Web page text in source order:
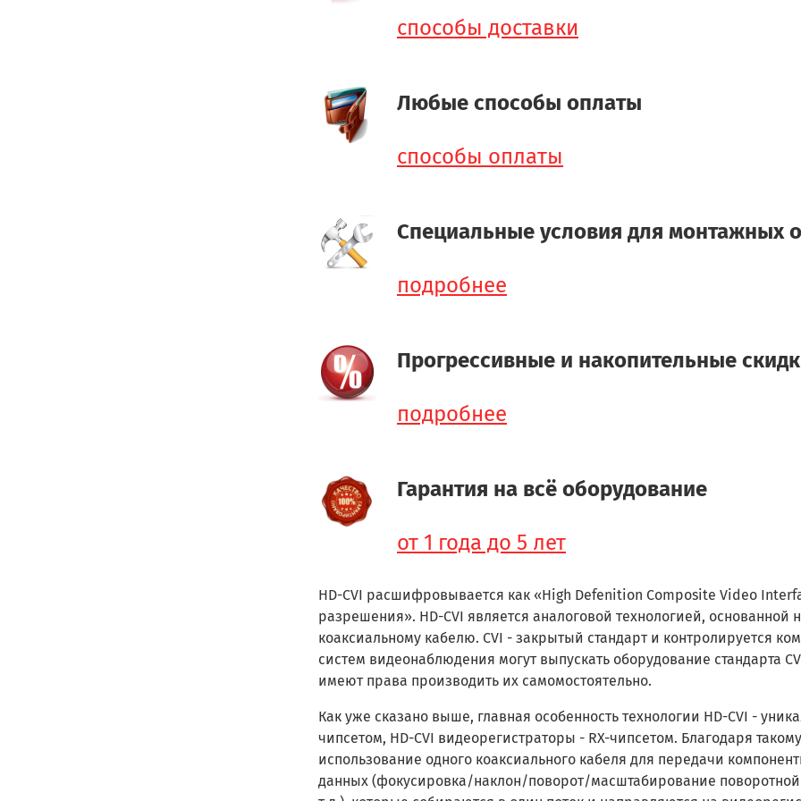
способы доставки
Любые способы оплаты
способы оплаты
Специальные условия для монтажных
подробнее
Прогрессивные и накопительные
подробнее
Гарантия на всё оборудование
от 1 года до 5 лет
HD-CVI расшифровывается как «High Defenition Composite Video
разрешения». HD-CVI является аналоговой технологией,
коаксиальному кабелю. CVI - закрытый стандарт и контролируется
систем видеонаблюдения могут выпускать оборудование стандарта
имеют права производить их самомостоятельно.
Как уже сказано выше, главная особенность технологии HD-CVI -
чипсетом, HD-CVI видеорегистраторы - RX-чипсетом. Благодаря
использование одного коаксиального кабеля для передачи
данных (фокусировка/наклон/поворот/масштабирование